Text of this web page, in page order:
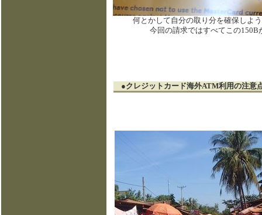
何とかして自分の取り分を確保しよ
今回の請求ではすべてこの
●クレジットカード海外ATM利用の注意